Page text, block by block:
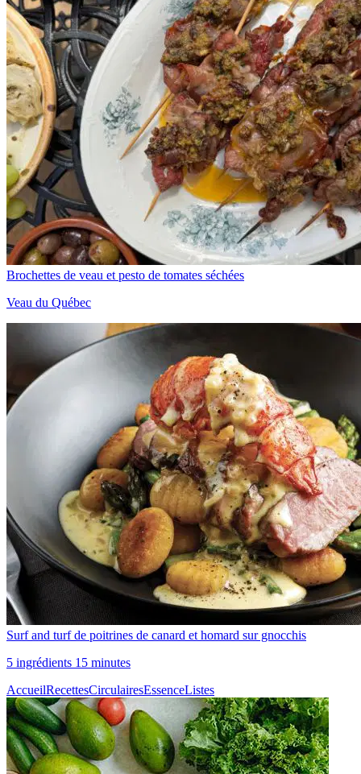
Brochettes de veau et pesto de tomates séchées
Veau du Québec
Surf and turf de poitrines de canard et homard sur gnocchis
5 ingrédients 15 minutes
AccueilRecettesCirculairesEssenceListes